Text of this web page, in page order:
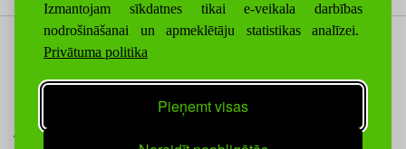
Izmantojam sīkdatnes tikai e-veikala darbības
nodrošināšanai un apmeklētāju statistikas analīzei.
Privātuma politika
Pieņemt visas
SAZINIETIES AR MUMS
INFORMĀCIJA
JAUNUMI E-PASTĀ